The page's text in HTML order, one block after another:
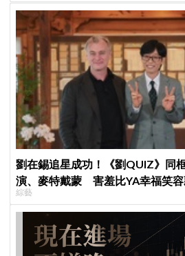
劉在錫追星成功！《劉QUIZ》同
演、麥特戴蒙 害羞比YA幸福笑
綜藝